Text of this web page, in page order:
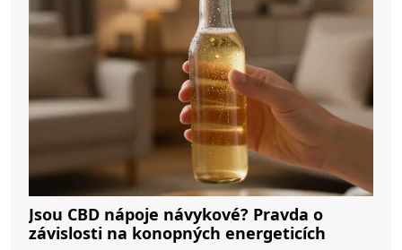
Jsou CBD nápoje návykové? Pravda o
závislosti na konopných energeticích